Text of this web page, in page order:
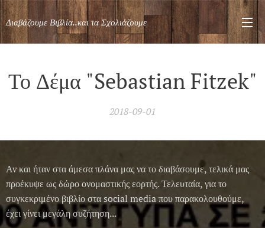
Διαβάζουμε Βιβλία..και τα Σχολιάζουμε
Το Δέμα "Sebastian Fitzek"
2018-09-01
Αν και ήταν στα άμεσα πλάνα μας να το διαβάσουμε, τελικά μας
προέκυψε ως δώρο ονομαστικής εορτής. Τελευταία, για το
συγκεκριμένο βιβλίο στα social media που παρακολουθούμε,
έχει γίνει μεγάλη συζήτηση...